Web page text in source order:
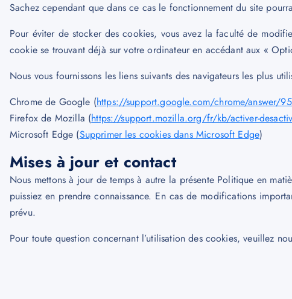
Sachez cependant que dans ce cas le fonctionnement du site
Pour éviter de stocker des cookies, vous avez la faculté de
cookie se trouvant déjà sur votre ordinateur en accédant aux «
Nous vous fournissons les liens suivants des navigateurs les plus
Chrome de Google (https://support.google.com/chrome/answer/
Firefox de Mozilla (https://support.mozilla.org/fr/kb/activer-
Microsoft Edge (Supprimer les cookies dans Microsoft Edge)
Mises à jour et contact
Nous mettons à jour de temps à autre la présente Politique en
puissiez en prendre connaissance. En cas de modifications
prévu.
Pour toute question concernant l’utilisation des cookies, veuillez